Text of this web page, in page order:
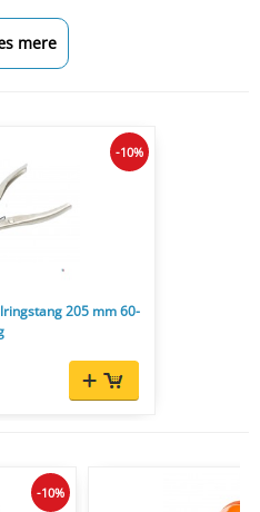
mere
205 mm 60-
-10%
-10%